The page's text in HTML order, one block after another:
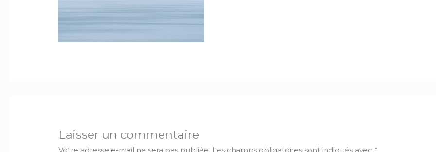
Laisser un commentaire
Votre adresse e-mail ne sera pas publiée. Les champs obligatoires sont indiqués avec *